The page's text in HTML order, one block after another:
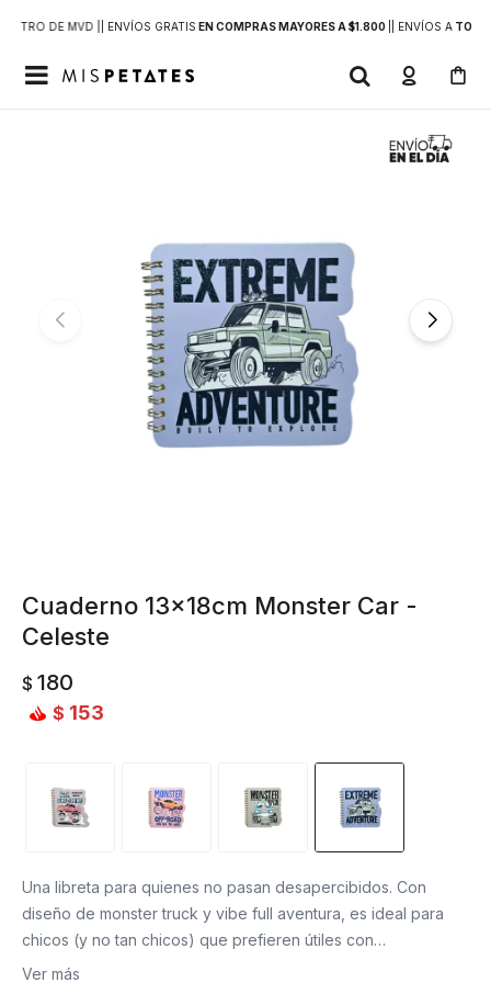
DE MVD | | ENVÍOS GRATIS EN COMPRAS MAYORES A $1.800 | ENVÍOS ATODO

Cuaderno 13x18cm Monster Car -
Celeste
$ 180
$ 153
Una libreta para quienes no pasan desapercibidos. Con
diseño de monster truck y vibe full aventura, es ideal para
chicos (y no tan chicos) que prefieren útiles con
personalidad. Perfecto para el cole, para dibujar, escribir o
Ver más